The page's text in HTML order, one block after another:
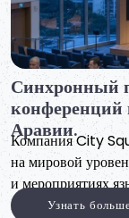
Разработка
магазинов в
Мечтаете о
магазине,
высокие
решение для
Узнать